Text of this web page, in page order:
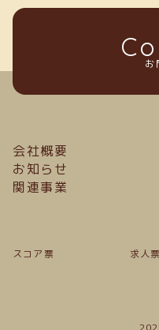
お
会社概要
お知らせ
関連事業
スコア票 求人票